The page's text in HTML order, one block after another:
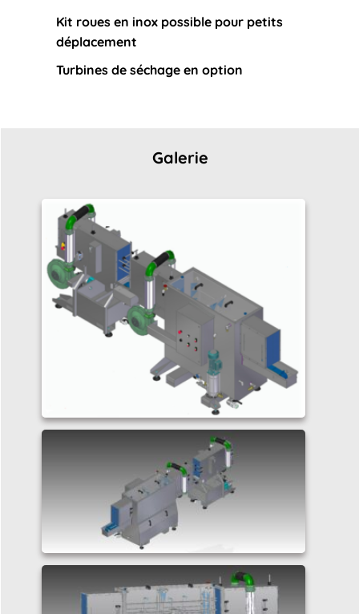
Kit roues en inox possible pour petits
déplacement
Turbines de séchage en option
Galerie